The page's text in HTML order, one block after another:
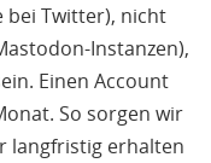
bei Twitter), nicht
Instanzen),
Einen Account
So sorgen wir
langfristig erhalten